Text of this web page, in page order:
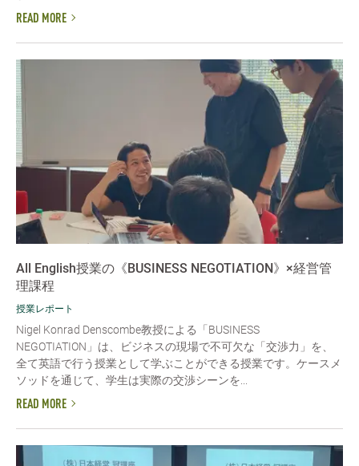
READ MORE
All English授業の《BUSINESS NEGOTIATION》×経営管
理課程
授業レポート
Nigel Konrad Denscombe教授による「BUSINESS
NEGOTIATION」は、ビジネスの現場で不可欠な「交渉力」を、
全て英語で行う授業として学ぶことができる授業です。ケースメ
ソッドを通じて、学生は実際の交渉シーンを...
READ MORE